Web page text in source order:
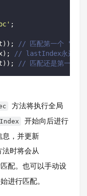
' ;
// 匹配第一个 "abc"
// lastIndex永远为
// 匹配还是第一个
方法将执行全局
开始向后进行
息，并更新
时将会从
配。也可以手动设
进行匹配。